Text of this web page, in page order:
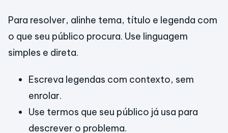
Para resolver, alinhe tema, título e legenda com
o que seu público procura. Use linguagem
simples e direta.
Escreva legendas com contexto, sem
enrolar.
Use termos que seu público já usa para
descrever o problema.